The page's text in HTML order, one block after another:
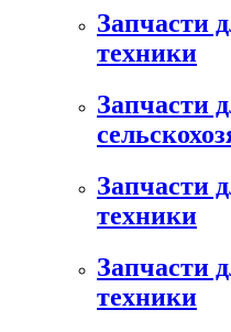
Запчасти
техники
Запчасти
Запчасти
техники
Запчасти
техники